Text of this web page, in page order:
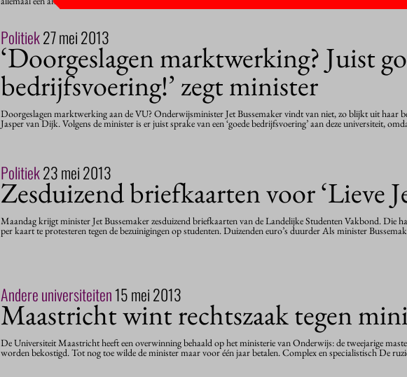
Politiek27 mei 2013
‘Doorgeslagen marktwerking? Juist
bedrijfsvoering!’ zegt minister
Doorgeslagen marktwerking aan de VU? Onderwijsminister Jet Bussemaker vindt van niet, zo blijkt uit haar
Jasper van Dijk. Volgens de minister is er juist sprake van een ‘goede bedrijfsvoering’ aan deze universiteit,
Politiek23 mei 2013
Zesduizend briefkaarten voor ‘Lieve
Maandag krijgt minister Jet Bussemaker zesduizend briefkaarten van de Landelijke Studenten Vakbond. Die
per kaart te protesteren tegen de bezuinigingen op studenten. Duizenden euro’s duurder Als minister
Andere universiteiten15 mei 2013
Maastricht wint rechtszaak tegen
De Universiteit Maastricht heeft een overwinning behaald op het ministerie van Onderwijs: de tweejarige
worden bekostigd. Tot nog toe wilde de minister maar voor één jaar betalen. Complex en specialistisch De